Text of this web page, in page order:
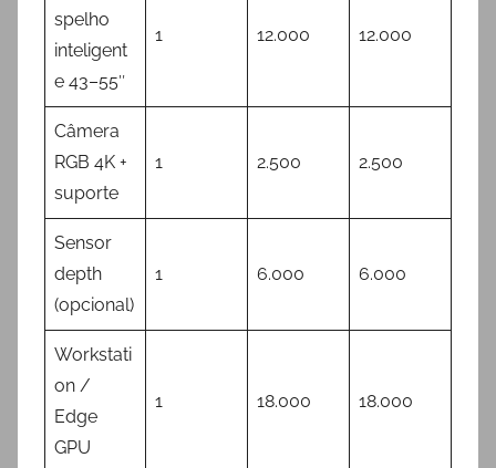
spelho
inteligent
e 43–55″
1 12.000 12.000
Câmera
RGB 4K +
suporte
1 2.500 2.500
Sensor
depth
(opcional)
1 6.000 6.000
Workstati
on /
Edge
GPU
1 18.000 18.000